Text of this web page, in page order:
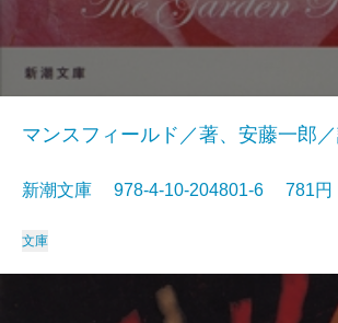
マンスフィールド／著、安藤一郎
新潮文庫 978-4-10-204801-6 781
文庫